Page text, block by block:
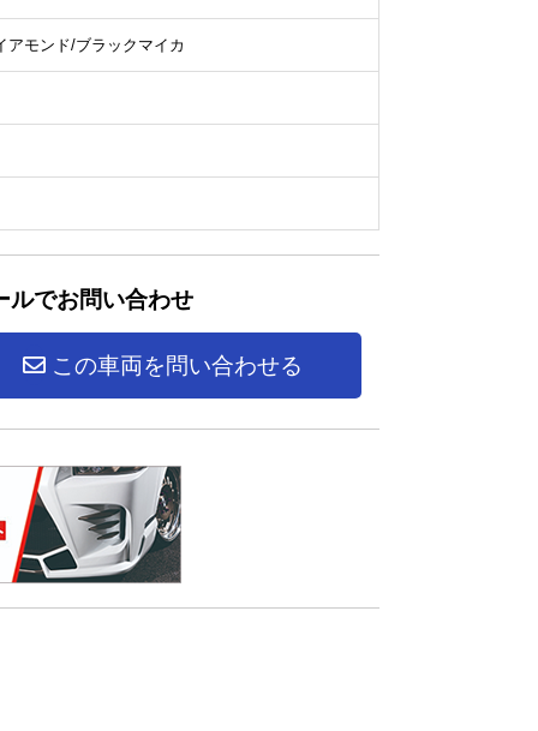
アモンド/ブラックマイカ
ルでお問い合わせ
この車両を問い合わせる